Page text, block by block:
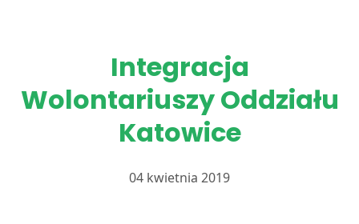
Integracja
Wolontariuszy Oddziału
Katowice
04 kwietnia 2019